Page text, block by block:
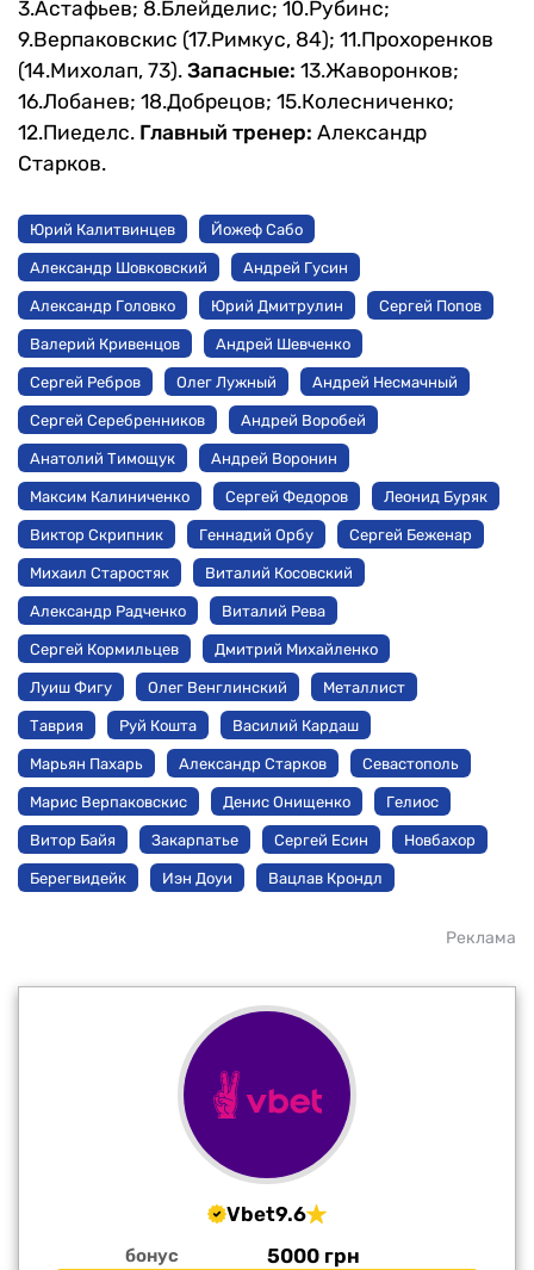
3.Астафьев; 8.Блейделис; 10.Рубинс;
9.Верпаковскис (17.Римкус, 84); 11.Прохоренков
(14.Михолап, 73). Запасные: 13.Жаворонков;
16.Лобанев; 18.Добрецов; 15.Колесниченко;
12.Пиеделс. Главный тренер: Александр
Старков.
Юрий Калитвинцев Йожеф Сабо
Александр Шовковский Андрей Гусин
Александр Головко Юрий Дмитрулин Сергей Попов
Валерий Кривенцов Андрей Шевченко
Сергей Ребров Олег Лужный Андрей Несмачный
Сергей Серебренников Андрей Воробей
Анатолий Тимощук Андрей Воронин
Максим Калиниченко Сергей Федоров Леонид Буряк
Виктор Скрипник Геннадий Орбу Сергей Беженар
Михаил Старостяк Виталий Косовский
Александр Радченко Виталий Рева
Сергей Кормильцев Дмитрий Михайленко
Луиш Фигу Олег Венглинский Металлист
Таврия Руй Кошта Василий Кардаш
Марьян Пахарь Александр Старков Севастополь
Марис Верпаковскис Денис Онищенко Гелиос
Витор Байя Закарпатье Сергей Есин Новбахор
Берегвидейк Иэн Доуи Вацлав Крондл
Реклама
Vbet9.6
бонус 5000 грн